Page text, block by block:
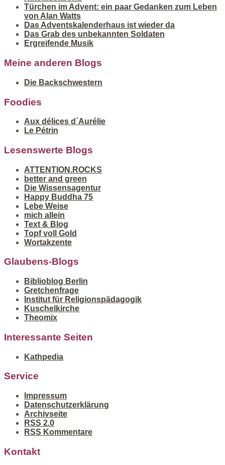
Türchen im Advent: ein paar Gedanken zum Leben
von Alan Watts
Das Adventskalenderhaus ist wieder da
Das Grab des unbekannten Soldaten
Ergreifende Musik
Meine anderen Blogs
Die Backschwestern
Foodies
Aux délices d´Aurélie
Le Pétrin
Lesenswerte Blogs
ATTENTION.ROCKS
better and green
Die Wissensagentur
Happy Buddha 75
Lebe Weise
mich allein
Text & Blog
Topf voll Gold
Wortakzente
Glaubens-Blogs
Biblioblog Berlin
Gretchenfrage
Institut für Religionspädagogik
Kuschelkirche
Theomix
Interessante Seiten
Kathpedia
Service
Impressum
Datenschutzerklärung
Archivseite
RSS 2.0
RSS Kommentare
Kontakt